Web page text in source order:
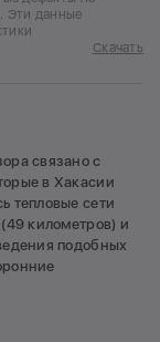
Эти данные
Скачать
связано с
в Хакасии
тепловые сети
километров) и
подобных